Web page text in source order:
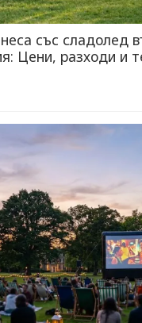
със сладолед
Цени, разходи и